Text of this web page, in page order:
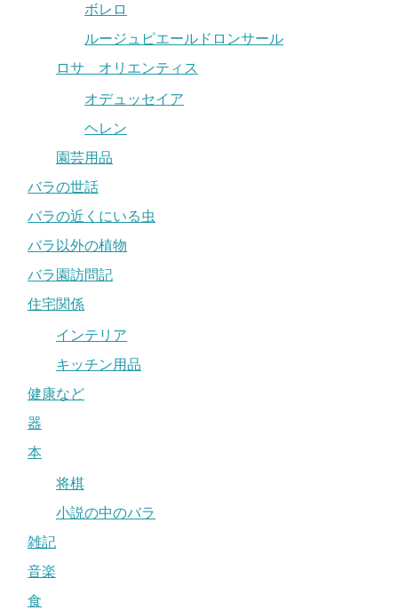
ボレロ
ルージュピエールドロンサール
ロサ オリエンティス
オデュッセイア
ヘレン
園芸用品
バラの世話
バラの近くにいる虫
バラ以外の植物
バラ園訪問記
住宅関係
インテリア
キッチン用品
健康など
器
本
将棋
小説の中のバラ
雑記
音楽
食